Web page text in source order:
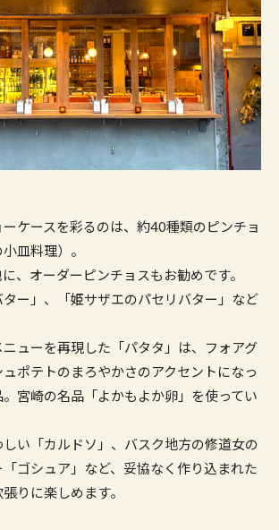
ケースを彩るのは、約40種類のピンチョ
皿料理）。
、オーダーピンチョスもお勧めです。
ター」、「姫サザエのパセリバター」など
ューを再現した「パタタ」は、フォアグ
ポテトのまろやかさのアクセントになっ
宮崎の名品「よかもよか卵」を使ってい
い「カルドソ」、バスク地方の修道女の
ゴシュア」など、妥協なく作り込まれた
りに楽しめます。